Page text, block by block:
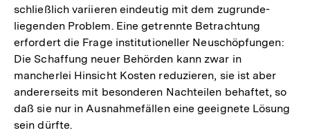
schließlich variieren eindeutig mit dem zugrunde-
liegenden Problem. Eine getrennte Betrachtung
erfordert die Frage institutioneller Neuschöpfungen:
Die Schaffung neuer Behörden kann zwar in
mancherlei Hinsicht Kosten reduzieren, sie ist aber
andererseits mit besonderen Nachteilen behaftet, so
daß sie nur in Ausnahmefällen eine geeignete Lösung
sein dürfte.